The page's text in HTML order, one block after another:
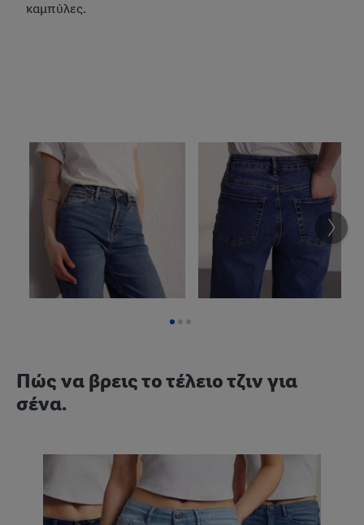
καμπύλες.
Πώς να βρεις το τέλειο τζιν για
σένα.